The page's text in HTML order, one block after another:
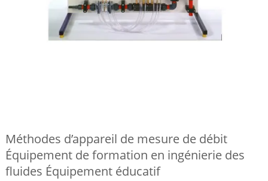
Méthodes d’appareil de mesure de débit
Équipement de formation en ingénierie des
fluides Équipement éducatif